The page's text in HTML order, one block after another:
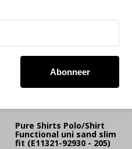
Pure Shirts Polo/Shirt
Functional uni sand slim
fit (E11321-92930 - 205)
Abonneer